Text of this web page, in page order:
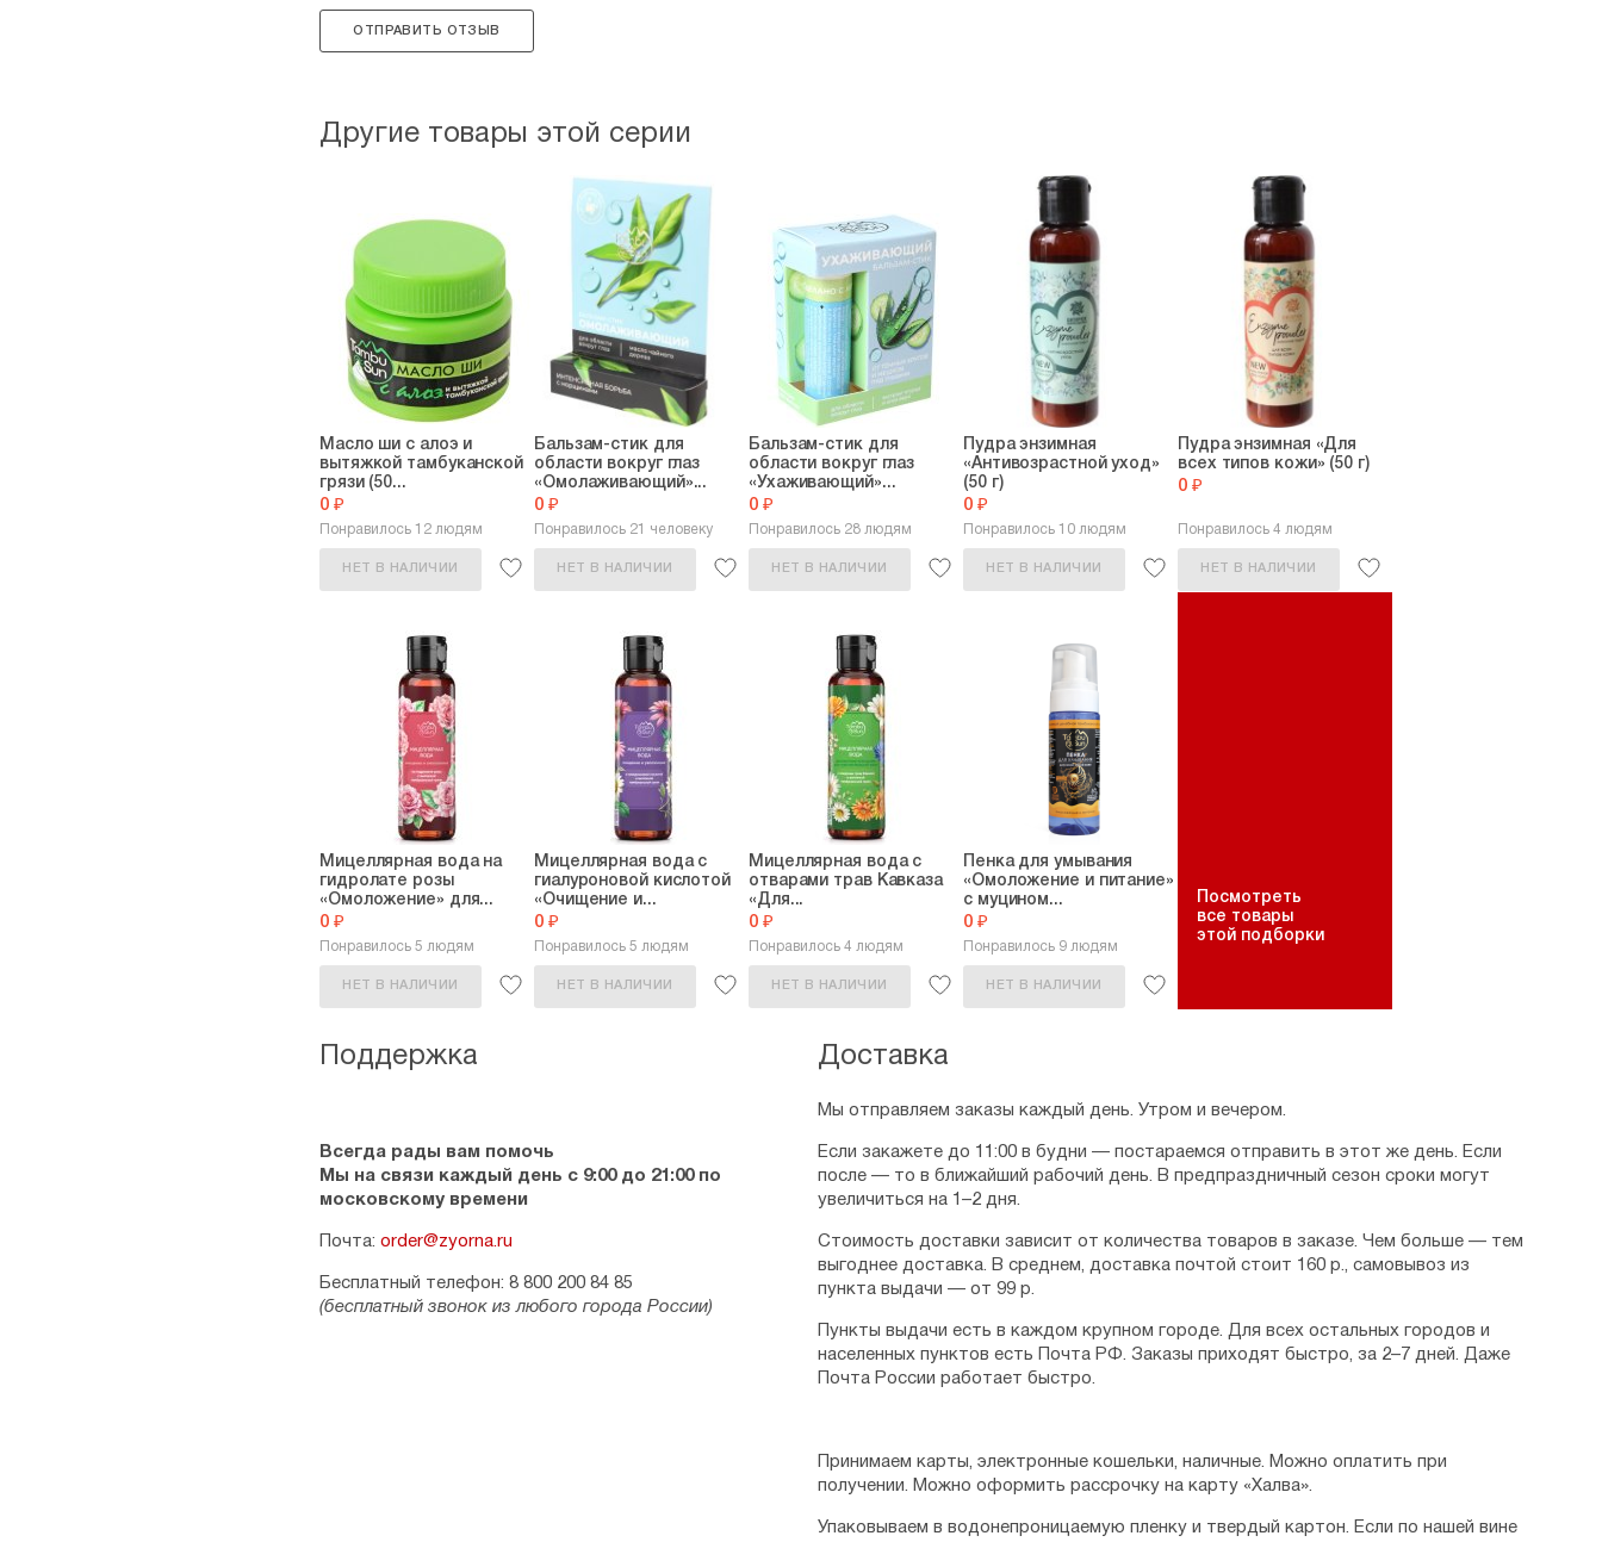
ОТПРАВИТЬ ОТЗЫВ
Другие товары этой серии
Масло ши с алоэ и
вытяжкой тамбуканской
грязи (50...
0 ₽
Понравилось 12 людям
НЕТ В НАЛИЧИИ
Бальзам-стик для
области вокруг глаз
«Омолаживающий»...
0 ₽
Понравилось 21 человеку
НЕТ В НАЛИЧИИ
Бальзам-стик для
области вокруг глаз
«Ухаживающий»...
0 ₽
Понравилось 28 людям
НЕТ В НАЛИЧИИ
Пудра энзимная
«Антивозрастной уход»
(50 г)
0 ₽
Понравилось 10 людям
НЕТ В НАЛИЧИИ
Пудра энзимная «Для
всех типов кожи» (50 г)
0 ₽
Понравилось 4 людям
НЕТ В НАЛИЧИИ
Мицеллярная вода на
гидролате розы
«Омоложение» для...
0 ₽
Понравилось 5 людям
НЕТ В НАЛИЧИИ
Мицеллярная вода с
гиалуроновой кислотой
«Очищение и...
0 ₽
Понравилось 5 людям
НЕТ В НАЛИЧИИ
Мицеллярная вода с
отварами трав Кавказа
«Для...
0 ₽
Понравилось 4 людям
НЕТ В НАЛИЧИИ
Пенка для умывания
«Омоложение и питание»
с муцином...
0 ₽
Понравилось 9 людям
НЕТ В НАЛИЧИИ
Посмотреть
все товары
этой подборки
Поддержка
Всегда рады вам помочь
Мы на связи каждый день с 9:00 до 21:00 по
московскому времени
Почта: order@zyorna.ru
Бесплатный телефон: 8 800 200 84 85
(бесплатный звонок из любого города России)
Доставка
Мы отправляем заказы каждый день. Утром и вечером.
Если закажете до 11:00 в будни — постараемся отправить в этот же день. Если
после — то в ближайший рабочий день. В предпраздничный сезон сроки могут
увеличиться на 1–2 дня.
Стоимость доставки зависит от количества товаров в заказе. Чем больше — тем
выгоднее доставка. В среднем, доставка почтой стоит 160 р., самовывоз из
пункта выдачи — от 99 р.
Пункты выдачи есть в каждом крупном городе. Для всех остальных городов и
населенных пунктов есть Почта РФ. Заказы приходят быстро, за 2–7 дней. Даже
Почта России работает быстро.
Принимаем карты, электронные кошельки, наличные. Можно оплатить при
получении. Можно оформить рассрочку на карту «Халва».
Упаковываем в водонепроницаемую пленку и твердый картон. Если по нашей вине